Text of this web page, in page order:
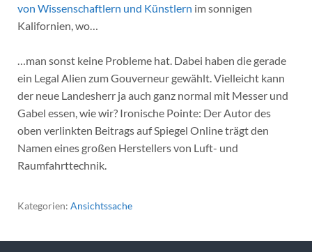
von Wissenschaftlern und Künstlern im sonnigen
Kalifornien, wo…
…man sonst keine Probleme hat. Dabei haben die gerade
ein Legal Alien zum Gouverneur gewählt. Vielleicht kann
der neue Landesherr ja auch ganz normal mit Messer und
Gabel essen, wie wir? Ironische Pointe: Der Autor des
oben verlinkten Beitrags auf Spiegel Online trägt den
Namen eines großen Herstellers von Luft- und
Raumfahrttechnik.
Kategorien: Ansichtssache